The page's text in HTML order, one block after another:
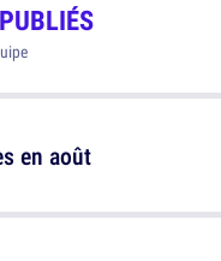
en août